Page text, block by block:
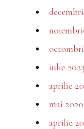
iulie 2023
aprilie
mai 2020
aprilie